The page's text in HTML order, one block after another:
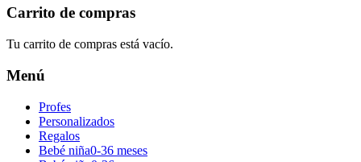
Carrito de compras
Tu carrito de compras está vacío.
Menú
Profes
Personalizados
Regalos
Bebé niña0-36 meses